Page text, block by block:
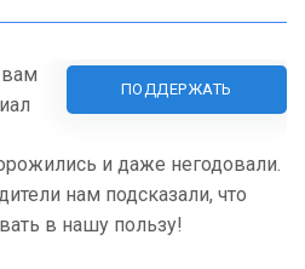
ПОДДЕРЖАТЬ
и даже негодовали.
нам подсказали, что
в нашу пользу!